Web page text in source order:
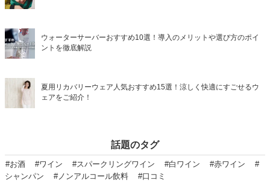
ウォーターサーバーおすすめ10選！導入のメリットや選び方のポイ
ントを徹底解説
夏用リカバリーウェア人気おすすめ15選！涼しく快適にすごせるウ
ェアをご紹介！
話題のタグ
#お酒 #ワイン #スパークリングワイン #白ワイン #赤ワイン
#
シャンパン
#ノンアルコール飲料 #口コミ